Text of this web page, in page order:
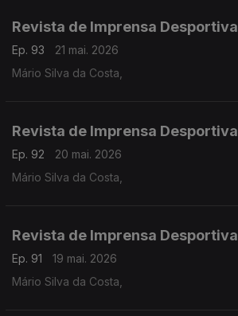
Revista de Imprensa Desportiva
Ep. 93
21 mai. 2026
Mário Silva da Costa,
Revista de Imprensa Desportiva
Ep. 92
20 mai. 2026
Mário Silva da Costa,
Revista de Imprensa Desportiva
Ep. 91
19 mai. 2026
Mário Silva da Costa,